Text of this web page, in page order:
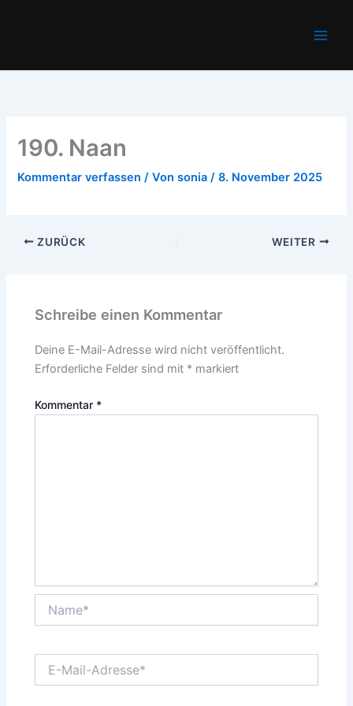
190. Naan
Kommentar verfassen / Vonsonia/8. November 2025
ZURÜCK WEITER
Schreibe einen Kommentar
Deine E-Mail-Adresse wird nicht veröffentlicht.
Erforderliche Felder sind mit * markiert
Kommentar *
Mail-